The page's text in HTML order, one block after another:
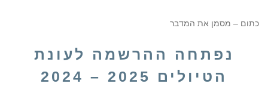
כתום – מסמן את המדבר
נפתחה ההרשמה לעונת
הטיולים 2025 – 2024